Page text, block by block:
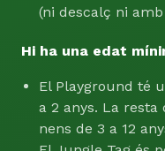
(ni descalç ni amb
Hi ha una edat
El Playground té
a 2 anys. La resta
nens de 3 a 12